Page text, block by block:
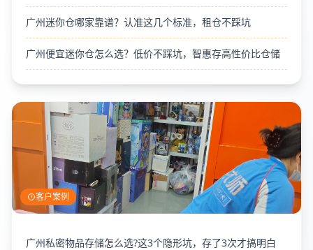
广州迷你仓哪家靠谱？认准这几个标准，租仓不踩坑
广州便宜迷你仓怎么选？低价不踩坑，智惠存高性价比仓储
客户案例
广州私密物品存储怎么选?这3个隐形坑，存了3次才搞明白